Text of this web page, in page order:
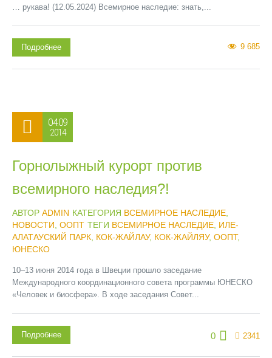
… рукава! (12.05.2024) Всемирное наследие: знать,...
9 685
Подробнее
04.09
2014
Горнолыжный курорт против
всемирного наследия?!
АВТОР ADMIN КАТЕГОРИЯ ВСЕМИРНОЕ НАСЛЕДИЕ
НОВОСТИ ООПТ ТЕГИ ВСЕМИРНОЕ НАСЛЕДИЕ ИЛЕ-
АЛАТАУСКИЙ ПАРК КОК-ЖАЙЛАУ, КОК-ЖАЙЛЯУ, ООПТ,
ЮНЕСКО
10–13 июня 2014 года в Швеции прошло заседание
Международного координационного совета программы ЮНЕСКО
«Человек и биосфера». В ходе заседания Совет...
0 2341
Подробнее